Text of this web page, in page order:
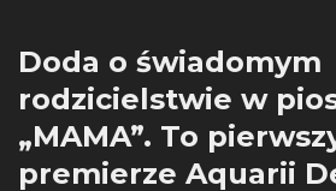
Doda o świadomym
rodzicielstwie w
„MAMA”. To
premierze Aquarii